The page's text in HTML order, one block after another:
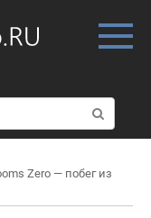
Zero — побег из